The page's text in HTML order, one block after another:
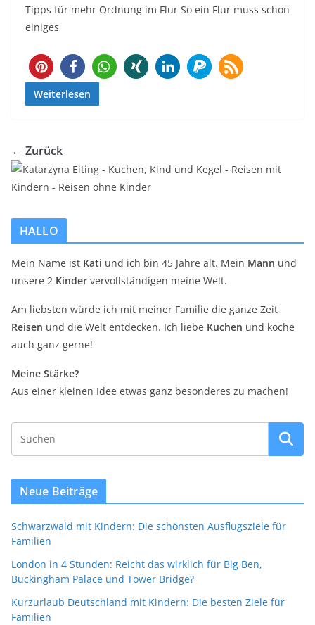
Tipps für mehr Ordnung im Flur So ein Flur muss schon
einiges
198
Weiterlesen
← Zurück
HALLO
Mein Name ist Kati und ich bin 45 Jahre alt. Mein Mann und
unsere 2 Kinder vervollständigen meine Welt.
Am liebsten würde ich mit meiner Familie die ganze Zeit
Reisen und die Welt entdecken. Ich liebe Kuchen und koche
auch ganz gerne!
Meine Stärke?
Aus einer kleinen Idee etwas ganz besonderes zu machen!
Neue Beiträge
Schwarzwald mit Kindern: Die schönsten Ausflugsziele für
Familien
London in 4 Stunden: Reicht das wirklich für Big Ben,
Buckingham Palace und Tower Bridge?
Kurzurlaub Deutschland mit Kindern: Die besten Ziele für
Familien